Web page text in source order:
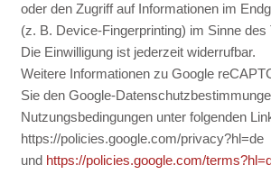
oder den Zugriff auf Informationen im
(z. B. Device-Fingerprinting) im Sinne
Die Einwilligung ist jederzeit widerrufbar.
Weitere Informationen zu Google
Sie den Google-
Nutzungsbedingungen unter folgenden
https://policies.google.com/privacy?hl=de
und https://policies.google.com/